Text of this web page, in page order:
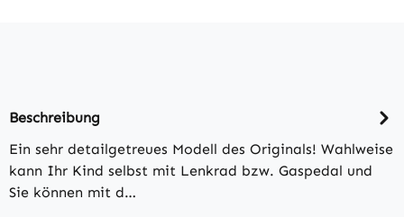
Beschreibung
Ein sehr detailgetreues Modell des Originals! Wahlweise
kann Ihr Kind selbst mit Lenkrad bzw. Gaspedal und
Sie können mit d…